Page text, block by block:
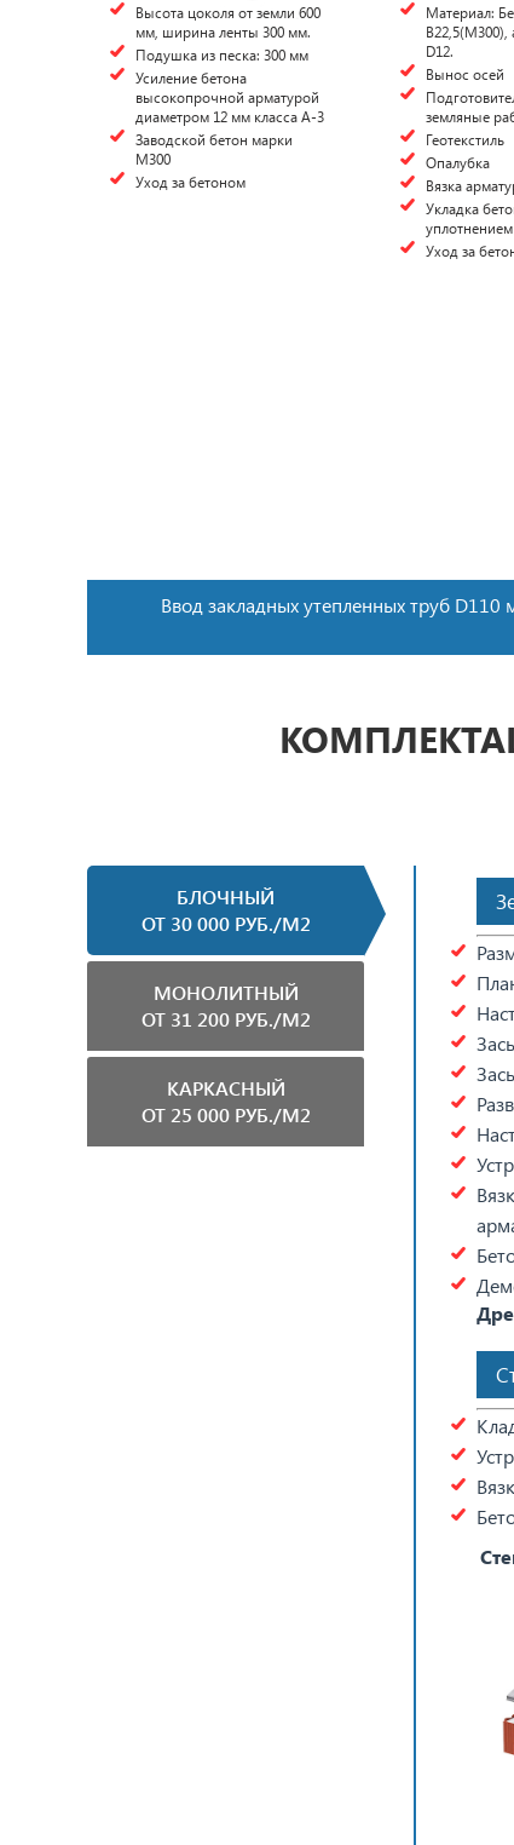
Высота цоколя от земли 600
мм, ширина ленты 300 мм.
Подушка из песка: 300 мм
Усиление бетона
высокопрочной арматурой
диаметром 12 мм класса А-3
Заводской бетон марки
М300
Уход за бетоном
Материал:
В22,5(М300),
D12.
Вынос осей
земляные
Геотекстиль
Опалубка
Вязка
Укладка
уплотнением
Уход за
Ввод закладных утепленных труб
БЛОЧНЫЙ
ОТ 30 000 РУБ./М2
МОНОЛИТНЫЙ
ОТ 31 200 РУБ./М2
КАРКАСНЫЙ
ОТ 25 000 РУБ./М2